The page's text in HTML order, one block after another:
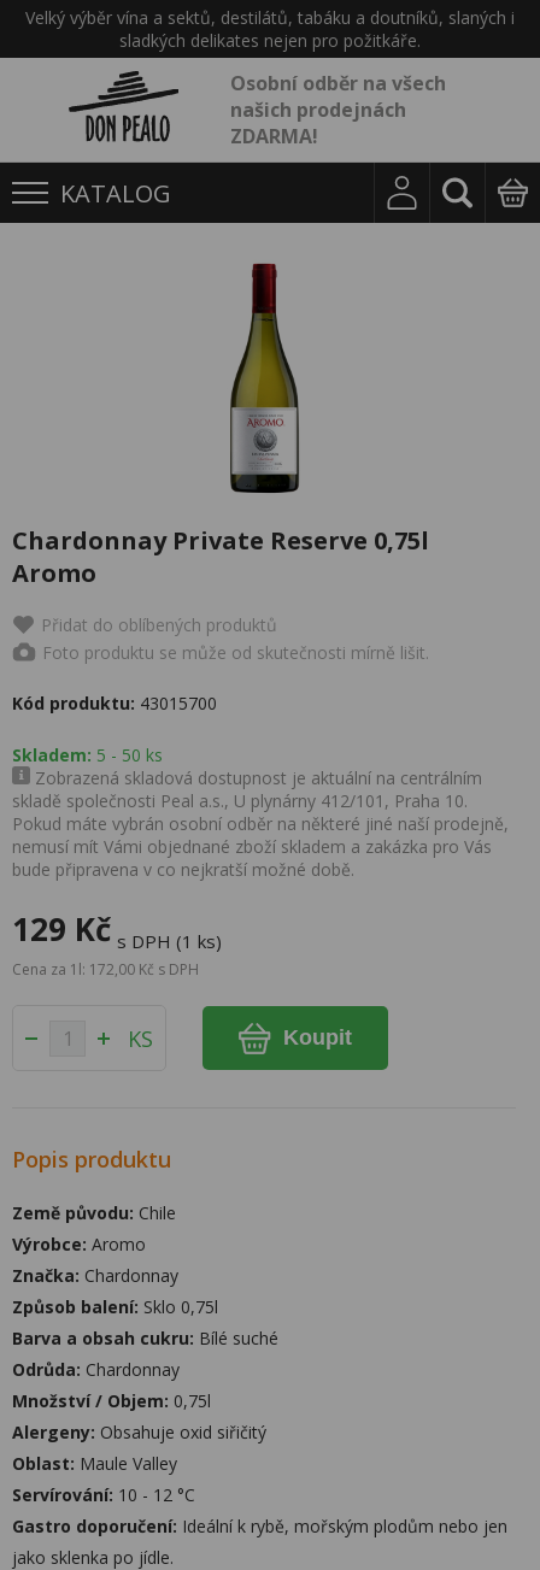
Velký výběr vína a sektů, destilátů, tabáku a doutníků, slaných i
sladkých delikates nejen pro požitkáře.
Osobní odběr na všech
našich prodejnách
ZDARMA!
KATALOG
Chardonnay Private Reserve 0,75l
Aromo
Přidat do oblíbených produktů
Foto produktu se může od skutečnosti mírně lišit.
Kód produktu: 43015700
Skladem: 5 - 50 ks
Zobrazená skladová dostupnost je aktuální na centrálním
skladě společnosti Peal a.s., U plynárny 412/101, Praha 10.
Pokud máte vybrán osobní odběr na některé jiné naší prodejně,
nemusí mít Vámi objednané zboží skladem a zakázka pro Vás
bude připravena v co nejkratší možné době.
129 Kč s DPH (1 ks)
Cena za 1l: 172,00 Kč s DPH
KS Koupit
Popis produktu
Země původu: Chile
Výrobce: Aromo
Značka: Chardonnay
Způsob balení: Sklo 0,75l
Barva a obsah cukru: Bílé suché
Odrůda: Chardonnay
Množství / Objem: 0,75l
Alergeny: Obsahuje oxid siřičitý
Oblast: Maule Valley
Servírování: 10 - 12 °C
Gastro doporučení: Ideální k rybě, mořským plodům nebo jen
jako sklenka po jídle.